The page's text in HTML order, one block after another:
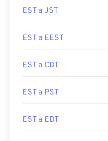
EST a JST
EST a EEST
EST a CDT
EST a PST
EST a EDT